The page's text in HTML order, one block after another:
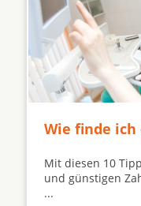
Wie finde
Mit diesen 10
und günstigen
...